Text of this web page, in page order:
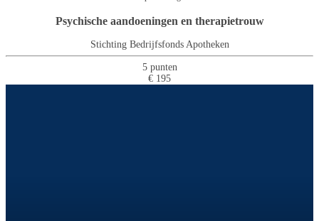
Psychische aandoeningen en therapietrouw
Stichting Bedrijfsfonds Apotheken
5 punten
€ 195